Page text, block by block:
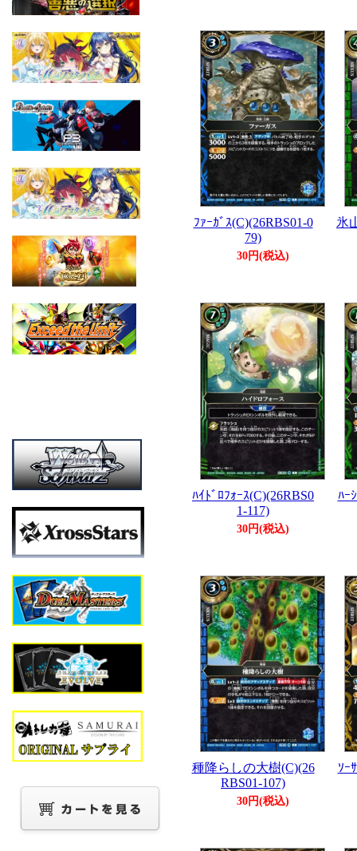
ﾌｧｰｶﾞｽ(C)(26RBS01-0
79)
30円(税込)
氷
ﾊｲﾄﾞﾛﾌｫｰｽ(C)(26RBS0
1-117)
30円(税込)
ﾊｰ
種降らしの大樹(C)(26
RBS01-107)
30円(税込)
ｿｰ